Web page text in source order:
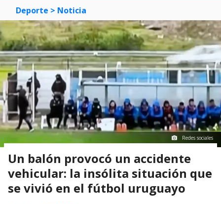
Deporte > Noticia
Redes sociales
Un balón provocó un accidente
vehicular: la insólita situación que
se vivió en el fútbol uruguayo